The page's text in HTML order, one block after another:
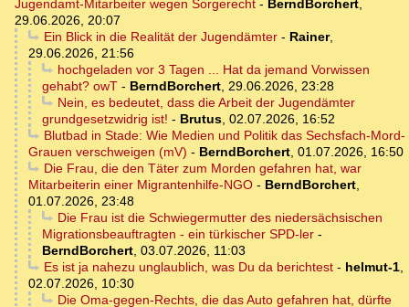
Jugendamt-Mitarbeiter wegen Sorgerecht - BerndBorchert,
29.06.2026, 20:07
Ein Blick in die Realität der Jugendämter- Rainer,
29.06.2026, 21:56
hochgeladen vor 3 Tagen ... Hat da jemand Vorwissen
gehabt? owT - BerndBorchert, 29.06.2026, 23:28
Nein, es bedeutet, dass die Arbeit der Jugendämter
grundgesetzwidrig ist! - Brutus, 02.07.2026, 16:52
Blutbad in Stade: Wie Medien und Politik das Sechsfach-Mord-
Grauen verschweigen (mV) - BerndBorchert, 01.07.2026, 16:50
Die Frau, die den Täter zum Morden gefahren hat, war
Mitarbeiterin einer Migrantenhilfe-NGO - BerndBorchert,
01.07.2026, 23:48
Die Frau ist die Schwiegermutter des niedersächsischen
Migrationsbeauftragten - ein türkischer SPD-ler -
BerndBorchert, 03.07.2026, 11:03
Es ist ja nahezu unglaublich, was Du da berichtest- helmut-1,
02.07.2026, 10:30
Die Oma-gegen-Rechts, die das Auto gefahren hat, dürfte